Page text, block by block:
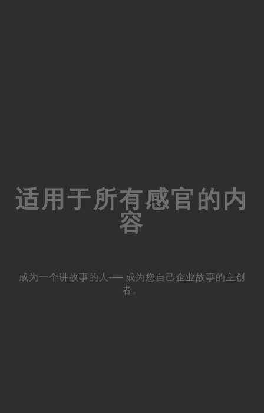
适用于所有感官的内
容
成为一个讲故事的人── 成为您自己企业故事的主创
者。